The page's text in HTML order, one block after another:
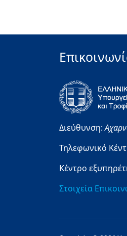
Διεύθυνση:
Τηλεφωνικό
Κέντρο
Στοιχεία